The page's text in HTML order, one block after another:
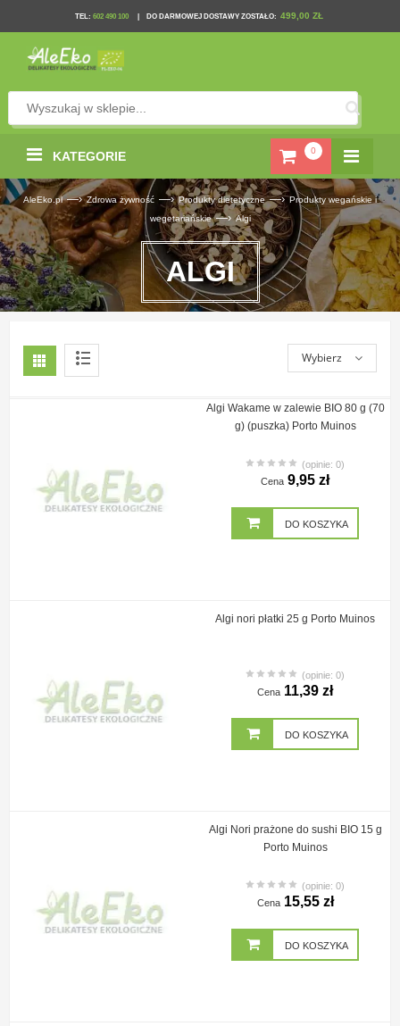
TEL: 602 490 100 DO DARMOWEJ DOSTAWY ZOSTAŁO: 499,00 ZŁ
0
KATEGORIE
AleEko.pl —› Zdrowa żywność —› Produkty dietetyczne —› Produkty wegańskie i
wegetariańskie —› Algi
ALGI
Wybierz
Algi Wakame w zalewie BIO 80 g (70
g) (puszka) Porto Muinos
(opinie: 0)
Cena 9,95 zł
DO KOSZYKA
Algi nori płatki 25 g Porto Muinos
(opinie: 0)
Cena 11,39 zł
DO KOSZYKA
Algi Nori prażone do sushi BIO 15 g
Porto Muinos
(opinie: 0)
Cena 15,55 zł
DO KOSZYKA